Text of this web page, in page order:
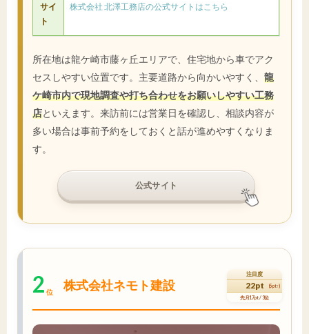
サイ
ト
株式会社 北澤工務店の公式サイトはこちら
所在地は龍ケ崎市藤ヶ丘エリアで、住宅地から車でアク
セスしやすい位置です。主要道路から向かいやすく、 龍
ケ崎市内で現地調査や打ち合わせをお願いしやすい工務
店といえます。来訪前には営業日を確認し、相談内容が
多い場合は事前予約をしておくと話が進めやすくなりま
す。
公式サイト
2 位 株式会社ネモト建設
注目度
22pt (5pt↑)
先月17pt / 3位